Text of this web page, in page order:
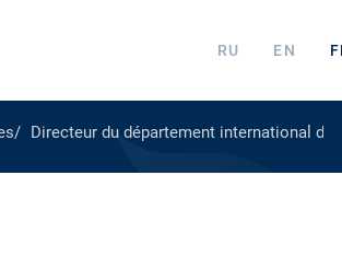
RU EN
Directeur du département international de